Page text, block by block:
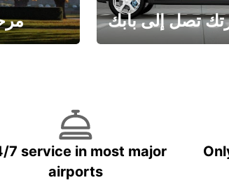
تصل إلى بابك
7 service in most major
airports